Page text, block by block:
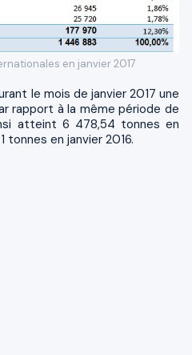
en janvier 2017
le mois de janvier 2017 une
rapport à la même période de
atteint 6 478,54 tonnes en
en janvier 2016.